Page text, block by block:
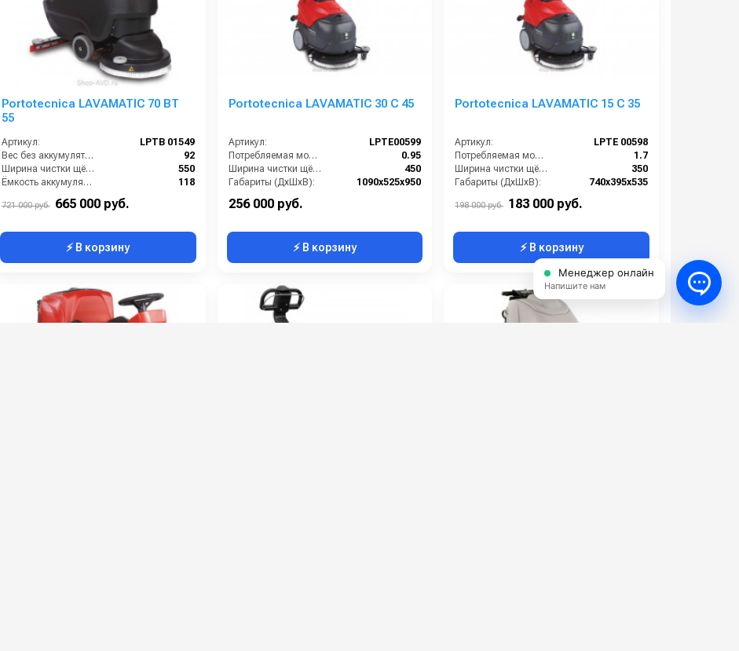
Portotecnica LAVAMATIC 70 BT
55
Артикул:
LPTB 01549
Вес без аккумуляторов (кг):
92
Ширина чистки щёток (мм):
550
Ёмкость аккумуляторов (Ач):
118
721 000 руб. 665 000 руб.
⚡ В корзину
Portotecnica LAVAMATIC 30 С 45
Артикул:
LPTE00599
Потребляемая мощность (кВт):
0.95
Ширина чистки щёток (мм):
450
Габариты (ДхШхВ):
1090x525x950
256 000 руб.
⚡ В корзину
Portotecnica LAVAMATIC 15 C 35
Артикул:
LPTE 00598
Потребляемая мощность (кВт):
1.7
Ширина чистки щёток (мм):
350
Габариты (ДхШхВ):
740х395х535
198 000 руб. 183 000 руб.
⚡ В корзину
Менеджер онлайн
Напишите нам